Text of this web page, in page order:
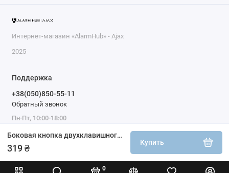
0
Боковая кнопка двухклавишного выключателя Ajax SideButton (2-gang) устричная
319 ₴
Купить
Интернет-магазин «AlarmHub» - Ajax
2025
Поддержка
+38(050)850-55-11
Обратный звонок
Пн-Пт, 10:00-18:00